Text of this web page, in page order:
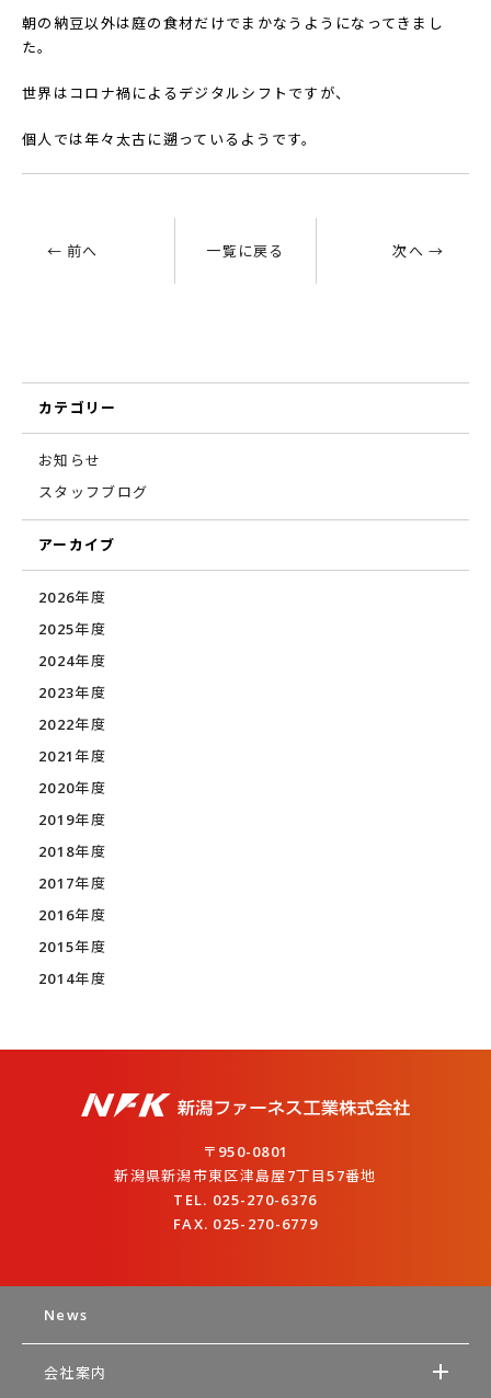
朝の納豆以外は庭の食材だけでまかなうようになってきまし
た。
世界はコロナ禍によるデジタルシフトですが、
個人では年々太古に遡っているようです。
← 前へ 一覧に戻る 次へ →
カテゴリー
お知らせ
スタッフブログ
アーカイブ
2026年度
2025年度
2024年度
2023年度
2022年度
2021年度
2020年度
2019年度
2018年度
2017年度
2016年度
2015年度
2014年度
〒950-0801
新潟県新潟市東区津島屋7丁目57番地
TEL. 025-270-6376
FAX. 025-270-6779
News
会社案内